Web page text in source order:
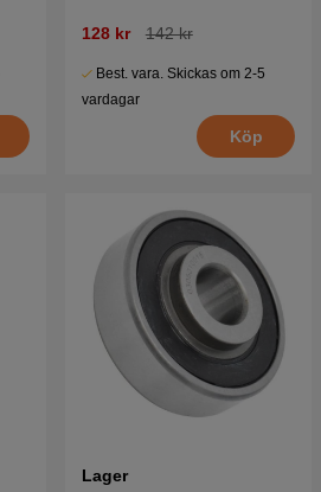
128 kr 142 kr
Best. vara. Skickas om 2-5
vardagar
Köp
Lager